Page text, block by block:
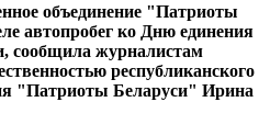
объединение "Патриоты
автопробег ко Дню единения
сообщила журналистам
республиканского
"Патриоты Беларуси" Ирина